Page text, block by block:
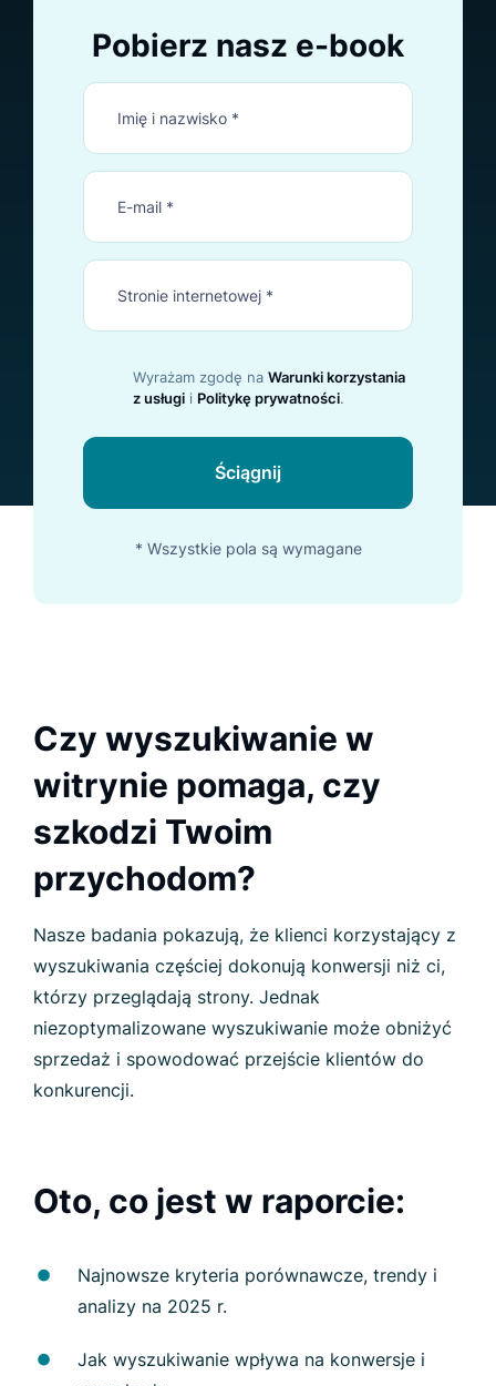
Pobierz nasz e-book
Wyrażam zgodę na Warunki korzystania
z usługi i Politykę prywatności.
Ściągnij
* Wszystkie pola są wymagane
Czy wyszukiwanie w
witrynie pomaga, czy
szkodzi Twoim
przychodom?
Nasze badania pokazują, że klienci korzystający z
wyszukiwania częściej dokonują konwersji niż ci,
którzy przeglądają strony. Jednak
niezoptymalizowane wyszukiwanie może obniżyć
sprzedaż i spowodować przejście klientów do
konkurencji.
Oto, co jest w raporcie:
Najnowsze kryteria porównawcze, trendy i
analizy na 2025 r.
Jak wyszukiwanie wpływa na konwersje i